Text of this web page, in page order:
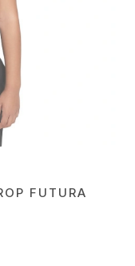
FUTURA